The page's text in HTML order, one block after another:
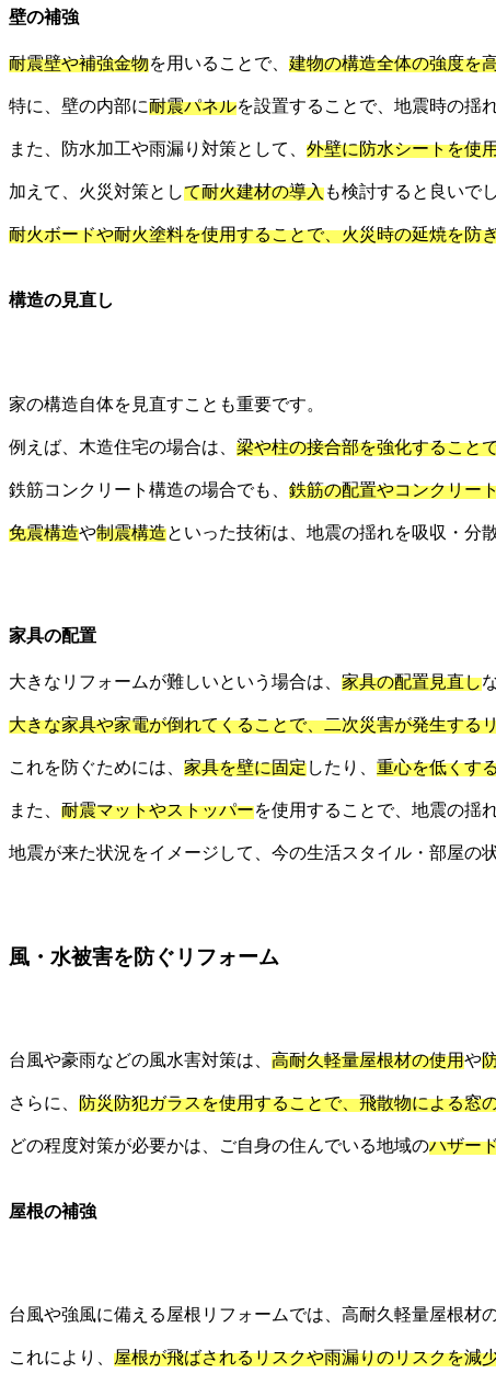
壁の補強
耐震壁や補強金物を用いることで、 建物の構造全体の強度を
特に、壁の内部に耐震パネルを設置することで、地震時の揺
また、防水加工や雨漏り対策として、 外壁に防水シートを使
加えて、火災対策として耐火建材の導入も検討すると良いで
耐火ボードや耐火塗料を使用することで、火災時の延焼を防
構造の見直し
家の構造自体を見直すことも重要です。
例えば、木造住宅の場合は、 梁や柱の接合部を強化すること
鉄筋コンクリート構造の場合でも、 鉄筋の配置やコンクリー
免震構造や制震構造といった技術は、地震の揺れを吸収・分
家具の配置
大きなリフォームが難しいという場合は、 家具の配置見直し
大きな家具や家電が倒れてくることで、二次災害が発生する
これを防ぐためには、 家具を壁に固定したり、 重心を低くす
また、 耐震マットやストッパーを使用することで、地震の揺
地震が来た状況をイメージして、今の生活スタイル・部屋の
風・水被害を防ぐリフォーム
台風や豪雨などの風水害対策は、 高耐久軽量屋根材の使用や
さらに、 防災防犯ガラスを使用することで、飛散物による窓
どの程度対策が必要かは、ご自身の住んでいる地域のハザー
屋根の補強
台風や強風に備える屋根リフォームでは、高耐久軽量屋根材
これにより、 屋根が飛ばされるリスクや雨漏りのリスクを減